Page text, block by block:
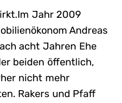
Jahr 2009
Andreas
acht Jahren Ehe
beiden öffentlich,
nicht mehr
Rakers und Pfaff